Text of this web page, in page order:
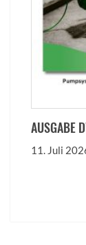
AUSGABE
11. Juli